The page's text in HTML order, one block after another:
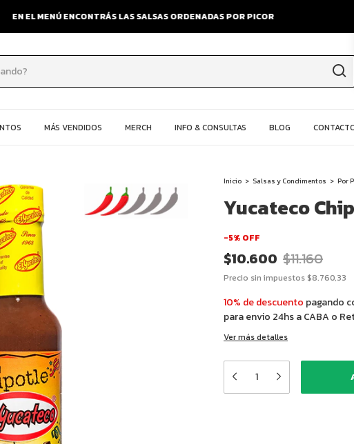
EN EL MENÚ ENCONTRÁS LAS SALSAS ORDENADAS POR PICOR
MÁS VENDIDOS MERCH INFO & CONSULTAS BLOG
Inicio > Salsas y Condimentos > Por
Yucateco
-5% OFF
$10.600 $11.160
Precio sin impuestos$8.760,33
10% de descuento pagando
para envio 24hs a CABA o
Ver más detalles